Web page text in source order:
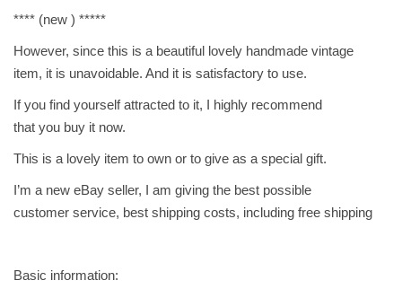
e
O
o
l
ك
**** (new ) *****
However, since this is a beautiful lovely handmade vintage
item, it is unavoidable. And it is satisfactory to use.
If you find yourself attracted to it, I highly recommend
that you buy it now.
This is a lovely item to own or to give as a special gift.
I’m a new eBay seller, I am giving the best possible
customer service, best shipping costs, including free shipping
Basic information: